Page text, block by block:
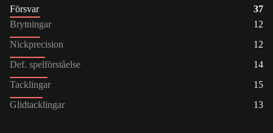
Försvar
37
Brytningar
12
Nickprecision
12
Def. spelförståelse
14
Tacklingar
15
Glidtacklingar
13